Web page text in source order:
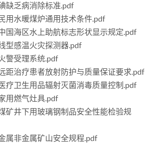
缺乏病消除标准.pdf
用水暖煤炉通用技术条件.pdf
国海区水上助航标志形状显示规定.pdf
型感温火灾探测器.pdf
警受理系统.pdf
距治疗患者放射防护与质量保证要求.pdf
疗卫生用品辐射灭菌消毒质量控制.pdf
用燃气灶具.pdf
矿井下用玻璃钢制品安全性能检验规
属非金属矿山安全规程.pdf